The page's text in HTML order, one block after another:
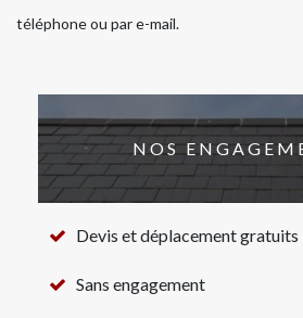
téléphone ou par e-mail.
NOS
Devis et déplacement gratuits
Sans engagement